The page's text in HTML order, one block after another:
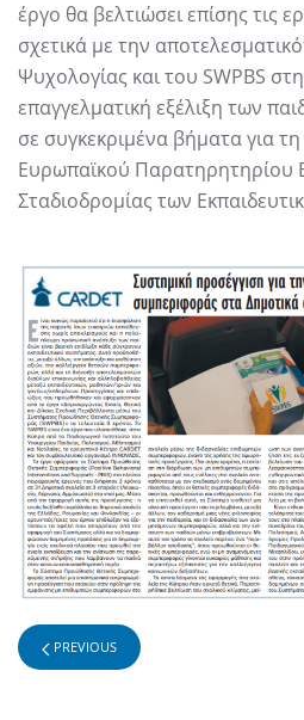
έργο θα βελτιώσει επίσης τις
σχετικά με την
Ψυχολογίας και του SWPBS
επαγγελματική εξέλιξη των
σε συγκεκριμένα βήματα για
Ευρωπαϊκού Παρατηρητηρίου
Σταδιοδρομίας των
PREVIOUS